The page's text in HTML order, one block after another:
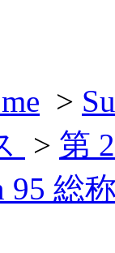
>
> 第
95 総